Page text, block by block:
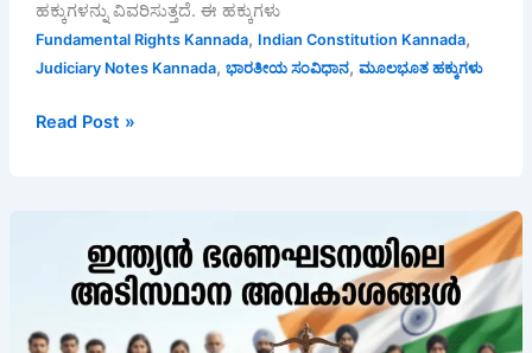
ಹಕ್ಕುಗಳನ್ನು ವಿವರಿಸುತ್ತದೆ. ಈ ಹಕ್ಕುಗಳು
Fundamental Rights Kannada, Indian Constitution Kannada,
Judiciary Notes Kannada, ಭಾರತೀಯ ಸಂವಿಧಾನ, ಮೂಲಭೂತ ಹಕ್ಕುಗಳು
Read Post »
ഭരണഘടനയിലെ
അടിസ്ഥാന
അവകാശങ്ങൾ
|